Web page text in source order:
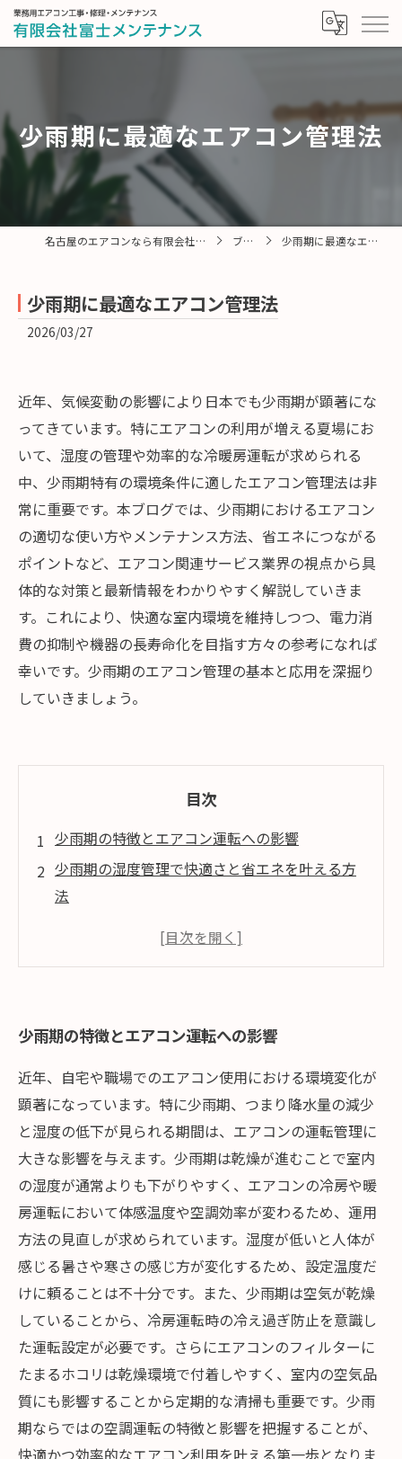
少雨期に最適なエアコン管理法
名古屋のエアコンなら有限会社富士メンテナンス ブログ 少雨期に最適なエアコン管理法
少雨期に最適なエアコン管理法
2026/03/27
近年、気候変動の影響により日本でも少雨期が顕著にな
ってきています。特にエアコンの利用が増える夏場にお
いて、湿度の管理や効率的な冷暖房運転が求められる
中、少雨期特有の環境条件に適したエアコン管理法は非
常に重要です。本ブログでは、少雨期におけるエアコン
の適切な使い方やメンテナンス方法、省エネにつながる
ポイントなど、エアコン関連サービス業界の視点から具
体的な対策と最新情報をわかりやすく解説していきま
す。これにより、快適な室内環境を維持しつつ、電力消
費の抑制や機器の長寿命化を目指す方々の参考になれば
幸いです。少雨期のエアコン管理の基本と応用を深掘り
していきましょう。
目次
少雨期の特徴とエアコン運転への影響
少雨期の湿度管理で快適さと省エネを叶える方
法
少雨期に適したエアコンのメンテナンスと点検
少雨期のエアコン管理で節電と快適さを両立す
るために
少雨期の特徴とエアコン運転への影響
近年、自宅や職場でのエアコン使用における環境変化が
顕著になっています。特に少雨期、つまり降水量の減少
と湿度の低下が見られる期間は、エアコンの運転管理に
大きな影響を与えます。少雨期は乾燥が進むことで室内
の湿度が通常よりも下がりやすく、エアコンの冷房や暖
房運転において体感温度や空調効率が変わるため、運用
方法の見直しが求められています。湿度が低いと人体が
感じる暑さや寒さの感じ方が変化するため、設定温度だ
けに頼ることは不十分です。また、少雨期は空気が乾燥
していることから、冷房運転時の冷え過ぎ防止を意識し
た運転設定が必要です。さらにエアコンのフィルターに
たまるホコリは乾燥環境で付着しやすく、室内の空気品
質にも影響することから定期的な清掃も重要です。少雨
期ならではの空調運転の特徴と影響を把握することが、
快適かつ効率的なエアコン利用を叶える第一歩となりま